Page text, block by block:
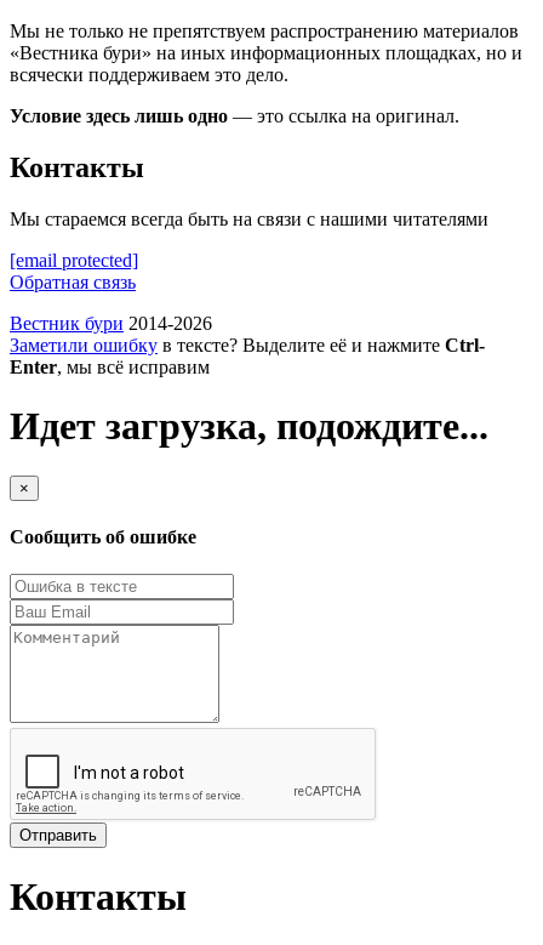
Мы не только не препятствуем распространению материалов
«Вестника бури» на иных информационных площадках, но и
всячески поддерживаем это дело.
Условие здесь лишь одно — это ссылка на оригинал.
Контакты
Мы стараемся всегда быть на связи с нашими читателями
[email protected]
Обратная связь
Вестник бури 2014-2026
Заметили ошибку в тексте? Выделите её и нажмите Ctrl-
Enter, мы всё исправим
Идет загрузка, подождите...
×
Сообщить об ошибке
Отправить
Контакты